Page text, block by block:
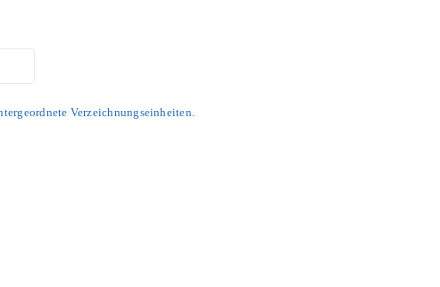
Verzeichnungseinheiten.